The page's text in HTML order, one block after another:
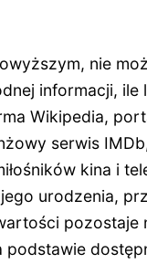
nie
informacji, ile
Wikipedia,
serwis
kina i
urodzenia,
pozostaje
podstawie